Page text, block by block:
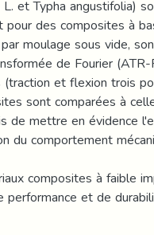
et Typha angustifolia)
des composites à
moulage sous vide,
de Fourier (ATR-
et flexion trois
sont comparées à
de mettre en évidence
du comportement
composites à faible
performance et de